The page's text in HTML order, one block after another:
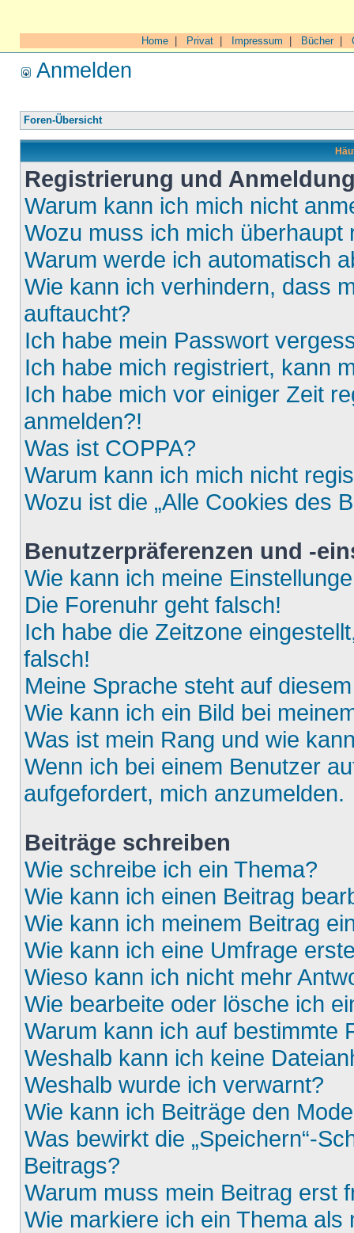
Home Privat Impressum Bücher|
Anmelden
Foren-Übersicht
Registrierung und
Warum kann ich mich nicht
Wozu muss ich mich überhaupt
Warum werde ich automatisch
Wie kann ich verhindern, dass
auftaucht?
Ich habe mein Passwort
Ich habe mich registriert, kann
Ich habe mich vor einiger Zeit
anmelden?!
Was ist COPPA?
Warum kann ich mich nicht
Wozu ist die „Alle Cookies des
Benutzerpräferenzen und -
Wie kann ich meine
Die Forenuhr geht falsch!
Ich habe die Zeitzone
falsch!
Meine Sprache steht auf
Wie kann ich ein Bild bei
Was ist mein Rang und wie
Wenn ich bei einem Benutzer
aufgefordert, mich anzumelden.
Beiträge schreiben
Wie schreibe ich ein Thema?
Wie kann ich einen Beitrag
Wie kann ich meinem Beitrag
Wie kann ich eine Umfrage
Wieso kann ich nicht mehr
Wie bearbeite oder lösche ich
Warum kann ich auf bestimmte
Weshalb kann ich keine
Weshalb wurde ich verwarnt?
Wie kann ich Beiträge den
Was bewirkt die „Speichern“-
Beitrags?
Warum muss mein Beitrag erst
Wie markiere ich ein Thema als